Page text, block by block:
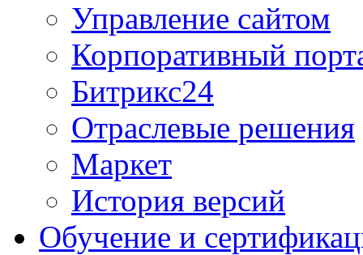
Управление сайтом
Корпоративный
Битрикс24
Отраслевые решения
Маркет
История версий
Обучение и